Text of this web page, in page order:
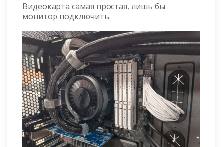
Видеокарта самая простая, лишь бы
монитор подключить.